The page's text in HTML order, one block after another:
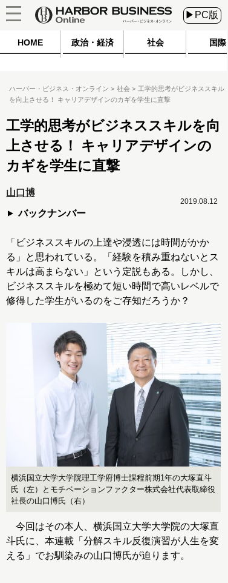
▶PC版
HOME 政治・経済 社会 国際
ハーバー・ビジネス・オンライン 社会
工学的思考がビジネススキル
を向上させる！ キャリアデザインのカギを学生に直撃
工学的思考がビジネススキルを向
上させる！ キャリアデザインの
カギを学生に直撃
山口博
バックナンバー
2019.08.12
「ビジネススキルの上達や浸透には時間がかか
る」と思われている。「経験を積み重ねないとス
キルは高まらない」という定説もある。しかし、
ビジネススキルを極めて短い時間で高いレベルで
修得した学生がいるのをご存知だろうか？
横浜国立大学大学院理工学府博士課程前期1年の大塚直斗
氏（左）とモチベーションファクター株式会社代表取締役
社長の山口博氏（右）
今回はその本人、横浜国立大学大学院の大塚直
斗氏に、本連載「分解スキル反復演習が人生を変
える」でお馴染みの山口博氏が迫ります。